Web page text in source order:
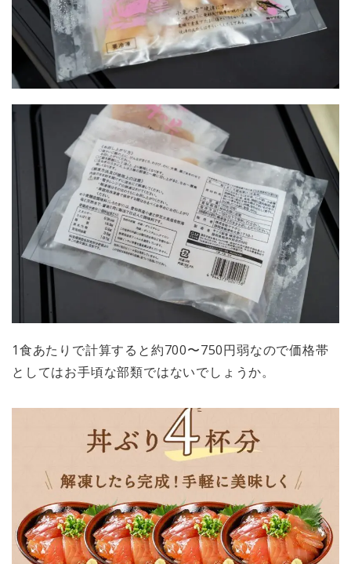
1食あたりで計算すると約700〜750円弱なので価格帯
としてはお手頃な部類ではないでしょうか。